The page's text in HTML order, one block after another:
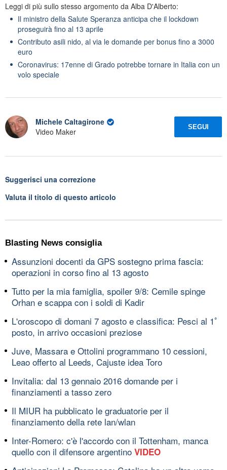
Leggi di più sullo stesso argomento da Alba D'Alberto:
Il ministro della Salute Speranza anticipa che il lockdown
proseguirà fino al 13 aprile
Contributo asili nido, al via le domande per bonus fino a 3000
euro
Coronavirus: 17enne di Grado potrebbe tornare in Italia con un
volo speciale
Michele Caltagirone
Video Maker
SEGUI
Suggerisci una correzione
Valuta il titolo di questo articolo
Blasting News consiglia
Assunzioni docenti da GPS sostegno prima fascia:
operazioni in corso fino al 13 agosto
Tutto per la mia famiglia, spoiler 9/8: Cemile spinge
Orhan e scappa con i soldi di Kadir
L'oroscopo di domani 7 agosto e classifica: Pesci al 1ﾟ
posto, in arrivo occasioni preziose
Juve, Massara e Ottolini programmano 10 cessioni,
Leao offerto al Leeds, Cajuste idea Toro
Invitalia: dal 13 gennaio 2016 domande per i
finanziamenti a tasso zero
Il MIUR ha pubblicato le graduatorie per il
finanziamento della rete lan/wlan
Inter-Romero: c'è l'accordo con il Tottenham, manca
quello con il difensore argentino VIDEO